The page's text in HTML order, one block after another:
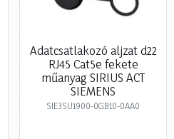
Adatcsatlakozó aljzat d22
RJ45 Cat5e fekete
műanyag SIRIUS ACT
SIEMENS
SIE3SU1900-0GB10-0AA0